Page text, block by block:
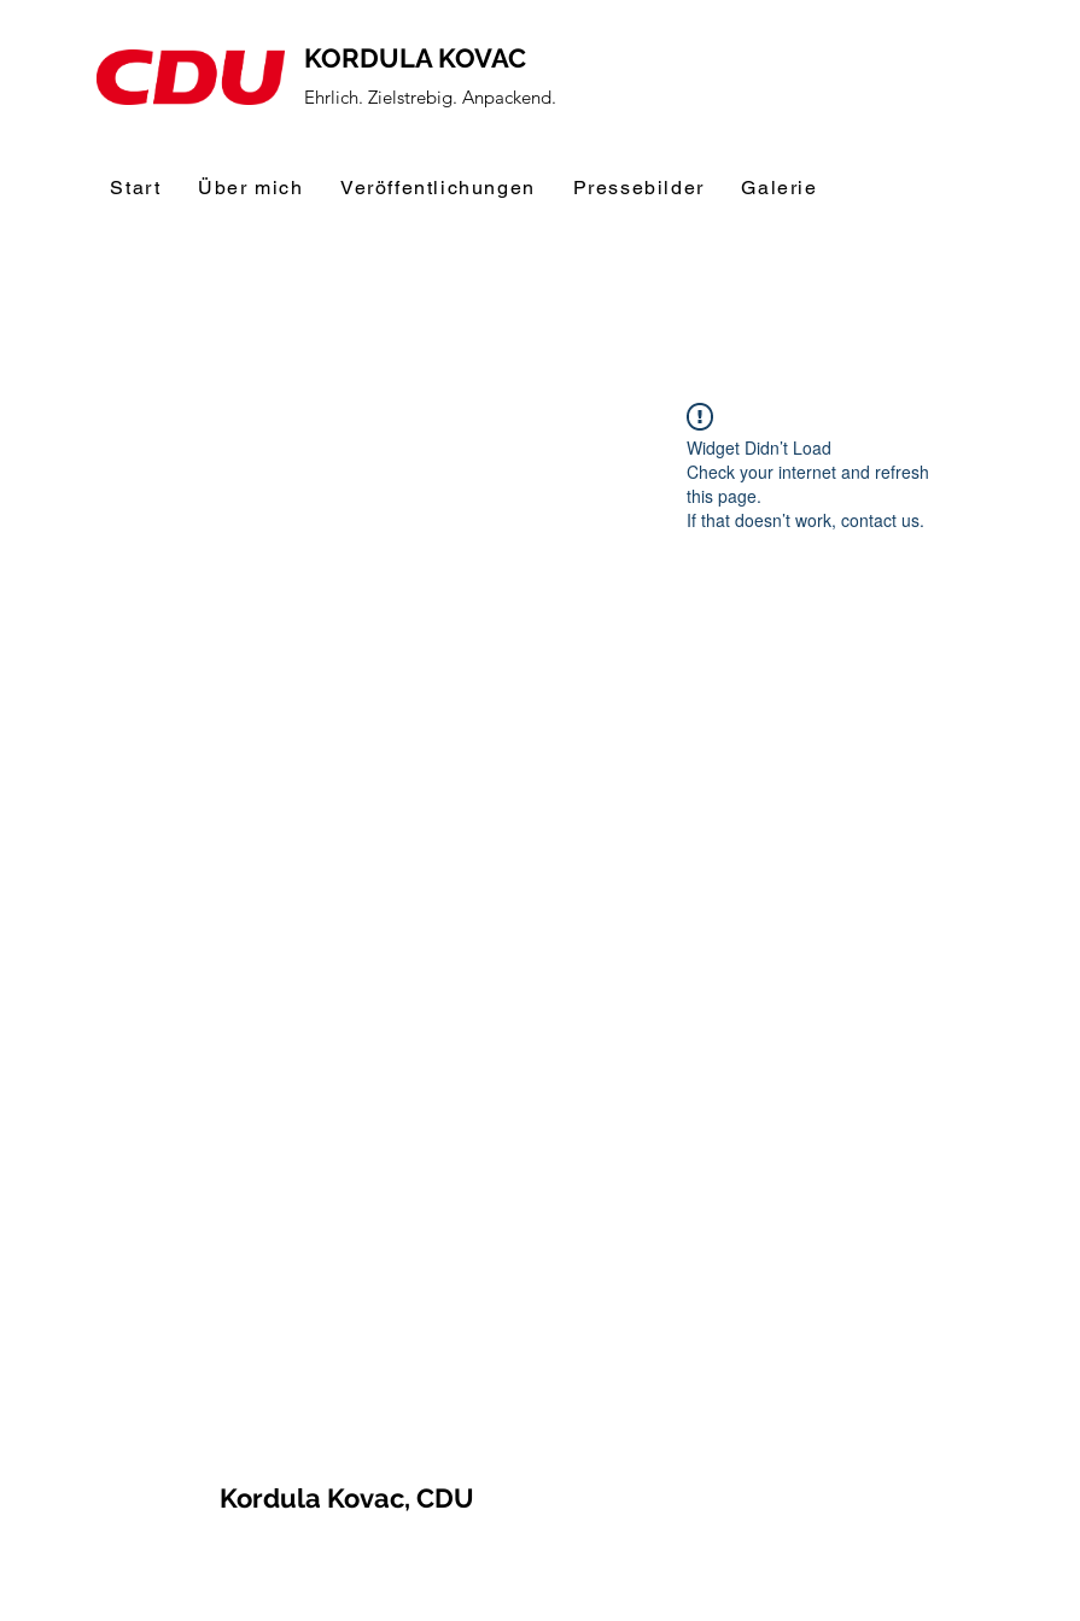
KORDULA KOVAC
Ehrlich. Zielstrebig. Anpackend.
Start Über mich Veröffentlichungen Pressebilder Galerie
Widget Didn’t Load
Check your internet and refresh
this page.
If that doesn’t work, contact us.
Kordula Kovac, CDU